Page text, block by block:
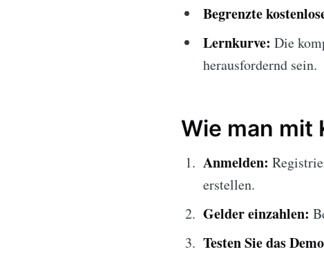
Begrenzte
Lernkurve: Die
herausfordernd sein.
Wie man mit
Anmelden:
erstellen.
Gelder einzahlen:
Testen Sie das